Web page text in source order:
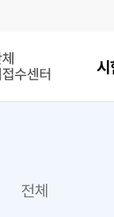
시
전체